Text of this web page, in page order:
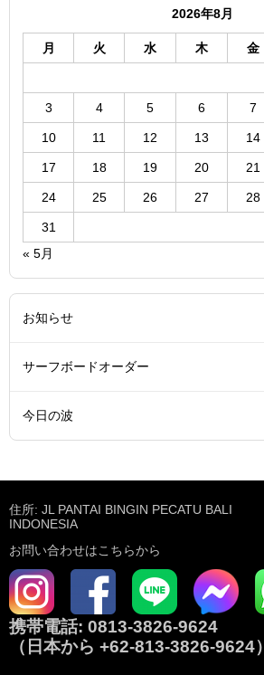
2026年8月
月 火 水 木 金
3 4 5 6 7
10 11 12 13 14
17 18 19 20 21
24 25 26 27 28
31
« 5月
お知らせ
サーフボードオーダー
今日の波
住所: JL PANTAI BINGIN PECATU BALI
INDONESIA
お問い合わせはこちらから
携帯電話: 0813-3826-9624
（日本から +62-813-3826-9624）